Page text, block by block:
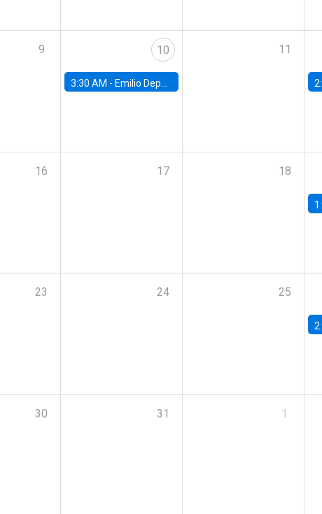
9 10
3:30 AM - Emilio Depetris-Chauvín, Universidad Católica
11
16 17 18
23 24 25
30 31 1